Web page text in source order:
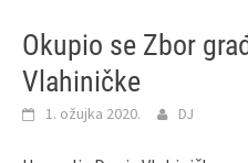
Okupio se Zbor
Vlahiničke
1. ožujka 2020. DJ